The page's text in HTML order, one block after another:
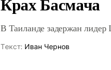
В Таиланде задержан
Tекст: Иван Чернов